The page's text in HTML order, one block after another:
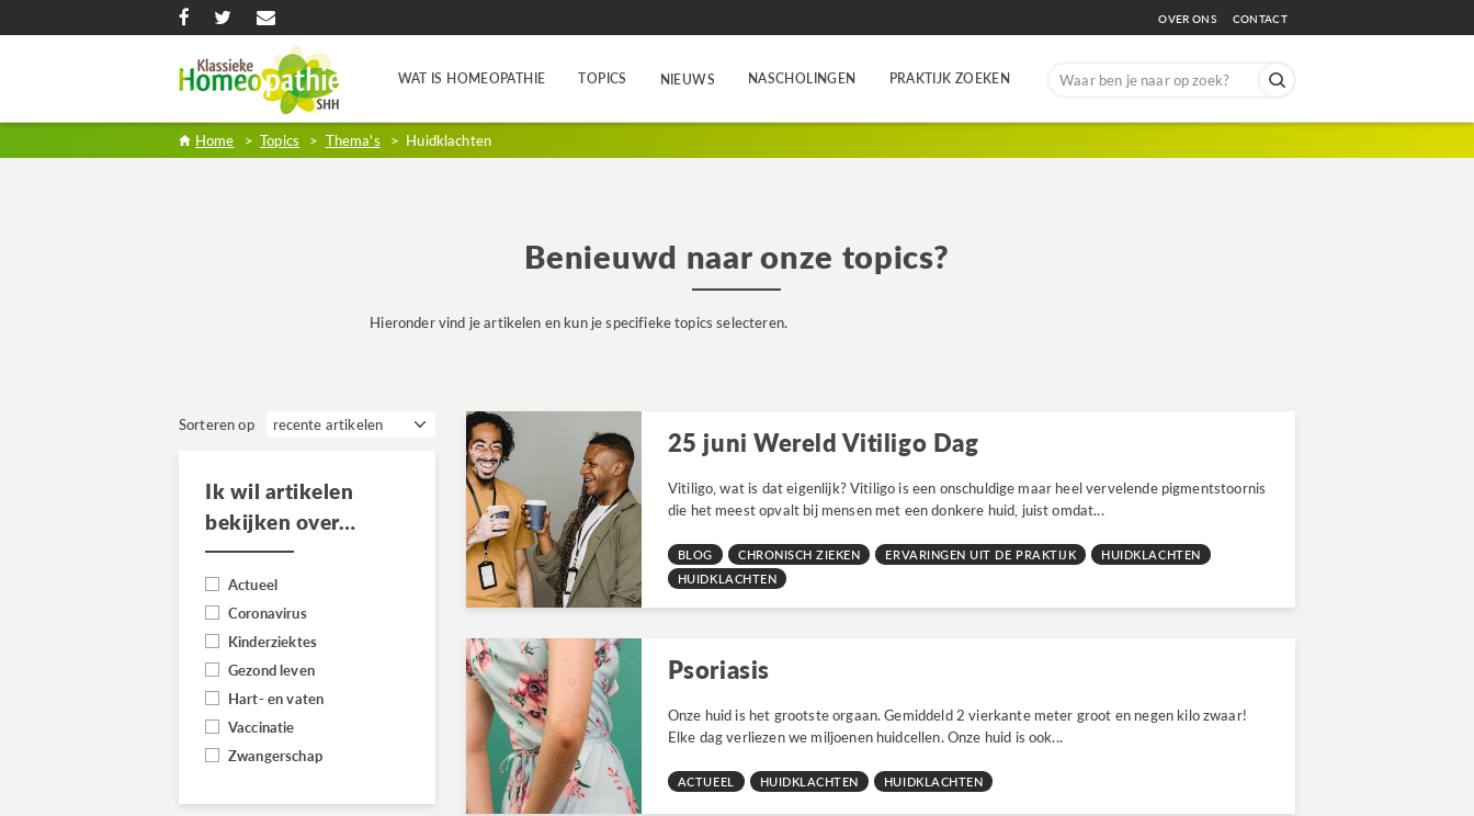
OVER ONS CONTACT
WAT IS HOMEOPATHIE TOPICS NIEUWS NASCHOLINGEN PRAKTIJK ZOEKEN
Search
Home > Topics > Thema's > Huidklachten
Benieuwd naar onze topics?
Hieronder vind je artikelen en kun je specifieke topics selecteren.
Sorteren op
Ik wil artikelen
bekijken over…
Actueel
Coronavirus
Kinderziektes
Gezond leven
Hart- en vaten
Vaccinatie
Zwangerschap
25 juni Wereld Vitiligo Dag
Vitiligo, wat is dat eigenlijk? Vitiligo is een onschuldige maar heel vervelende pigmentstoornis
die het meest opvalt bij mensen met een donkere huid, juist omdat...
BLOG CHRONISCH ZIEKEN ERVARINGEN UIT DE PRAKTIJK
HUIDKLACHTEN
HUIDKLACHTEN
Psoriasis
Onze huid is het grootste orgaan. Gemiddeld 2 vierkante meter groot en negen kilo zwaar!
Elke dag verliezen we miljoenen huidcellen. Onze huid is ook...
ACTUEEL HUIDKLACHTEN HUIDKLACHTEN